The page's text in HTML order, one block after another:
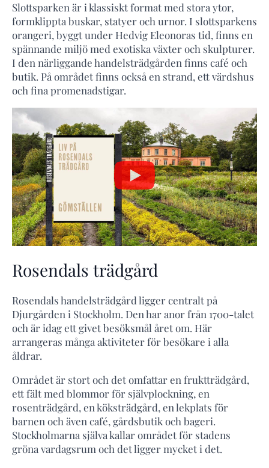
Slottsparken är i klassiskt format med stora ytor,
formklippta buskar, statyer och urnor. I slottsparkens
orangeri, byggt under Hedvig Eleonoras tid, finns en
spännande miljö med exotiska växter och skulpturer.
I den närliggande handelsträdgården finns café och
butik. På området finns också en strand, ett värdshus
och fina promenadstigar.
Rosendals trädgård
Rosendals handelsträdgård ligger centralt på
Djurgården i Stockholm. Den har anor från 1700-talet
och är idag ett givet besöksmål året om. Här
arrangeras många aktiviteter för besökare i alla
åldrar.
Området är stort och det omfattar en fruktträdgård,
ett fält med blommor för självplockning, en
rosenträdgård, en köksträdgård, en lekplats för
barnen och även café, gårdsbutik och bageri.
Stockholmarna själva kallar området för stadens
gröna vardagsrum och det ligger mycket i det.